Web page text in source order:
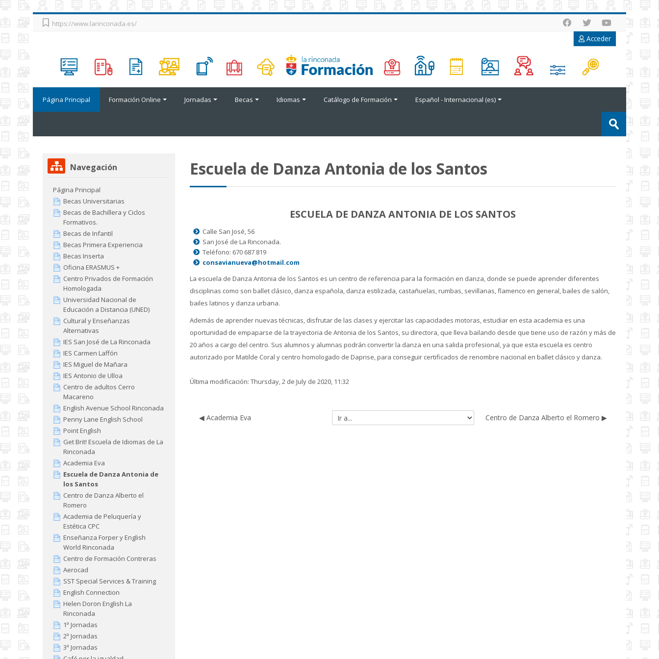
Salta
al
contenido
principal
https://www.larinconada.es/
Acceder
Página Principal Formación Online Jornadas Becas Idiomas Catálogo de Formación Español - Internacional ‎(es)‎
Enviar
Escuela de Danza Antonia de los Santos
ESCUELA DE DANZA ANTONIA DE LOS SANTOS
Calle San José, 56
San José de La Rinconada.
Teléfono: 670 687 819
consavianueva@hotmail.com
La escuela de Danza Antonia de los Santos es un centro de referencia para la formación en danza, donde se puede aprender diferentes
disciplinas como son ballet clásico, danza española, danza estilizada, castañuelas, rumbas, sevillanas, flamenco en general, bailes de salón,
bailes latinos y danza urbana.
Además de aprender nuevas técnicas, disfrutar de las clases y ejercitar las capacidades motoras, estudiar en esta academia es una
oportunidad de empaparse de la trayectoria de Antonia de los Santos, su directora, que lleva bailando desde que tiene uso de razón y más de
20 años a cargo del centro. Sus alumnos y alumnas podrán convertir la danza en una salida profesional, ya que esta escuela es centro
autorizado por Matilde Coral y centro homologado de Daprise, para conseguir certificados de renombre nacional en ballet clásico y danza.
Última modificación: Thursday, 2 de July de 2020, 11:32
◀︎ Academia Eva Centro de Danza Alberto el Romero ▶︎
Salta
NavegaciónNavegación
Página Principal
Becas Universitarias
Becas de Bachillera y Ciclos
Formativos.
Becas de Infantil
Becas Primera Experiencia
Becas Inserta
Oficina ERASMUS +
Centro Privados de Formación
Homologada
Universidad Nacional de
Educación a Distancia (UNED)
Cultural y Enseñanzas
Alternativas
IES San José de La Rinconada
IES Carmen Laffón
IES Miguel de Mañara
IES Antonio de Ulloa
Centro de adultos Cerro
Macareno
English Avenue School Rinconada
Penny Lane English School
Point English
Get Brit! Escuela de Idiomas de La
Rinconada
Academia Eva
Escuela de Danza Antonia de
los Santos
Centro de Danza Alberto el
Romero
Academia de Peluquería y
Estética CPC
Enseñanza Forper y English
World Rinconada
Centro de Formación Contreras
Aerocad
SST Special Services & Training
English Connection
Helen Doron English La
Rinconada
1ª Jornadas
2ª Jornadas
3ª Jornadas